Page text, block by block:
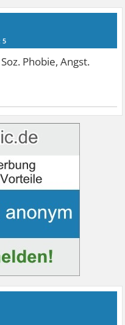
5
Phobie, Angst.